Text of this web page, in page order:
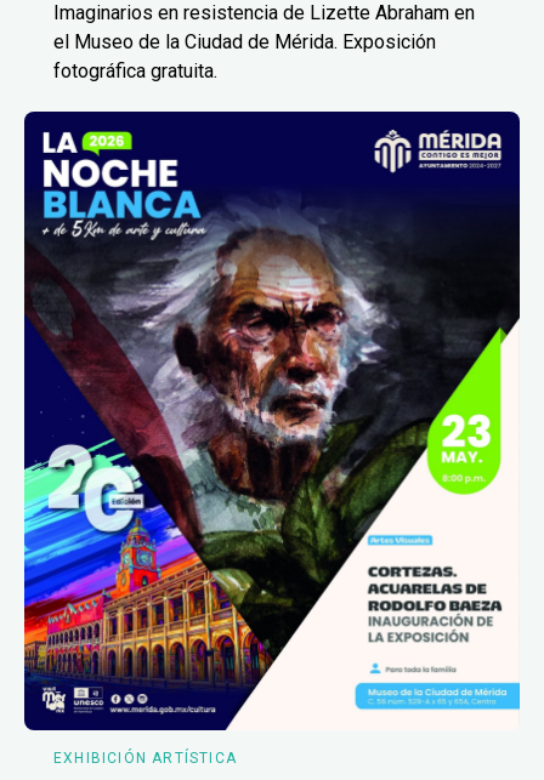
Imaginarios en resistencia de Lizette Abraham en
el Museo de la Ciudad de Mérida. Exposición
fotográfica gratuita.
EXHIBICIÓN ARTÍSTICA